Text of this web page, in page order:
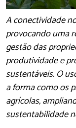
A conectividade
provocando uma
gestão das
produtividade e
sustentáveis. O
a forma como os
agrícolas,
sustentabilidade